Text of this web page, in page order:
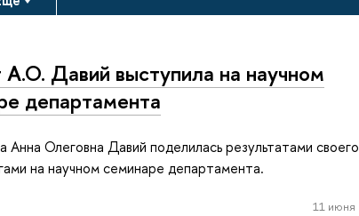
Давий выступила на научном
департамента
Олеговна Давий поделилась результатами своего
на научном семинаре департамента.
11 июня